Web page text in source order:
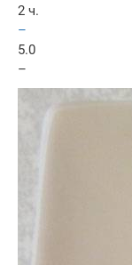
2 ч.
–
5.0
–